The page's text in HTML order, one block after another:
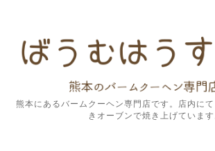
熊本にあるバームクーヘン専門店です。店内に
きオーブンで焼き上げています